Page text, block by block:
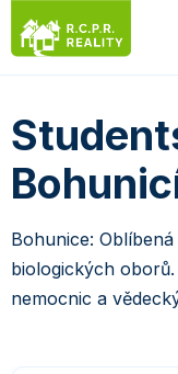
Bohunice:
biologických
nemocnic a